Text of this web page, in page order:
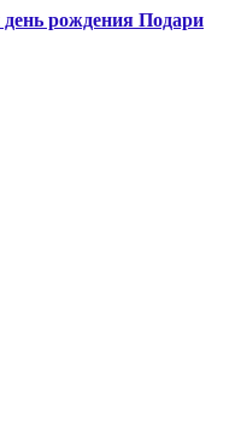
день рождения Подари